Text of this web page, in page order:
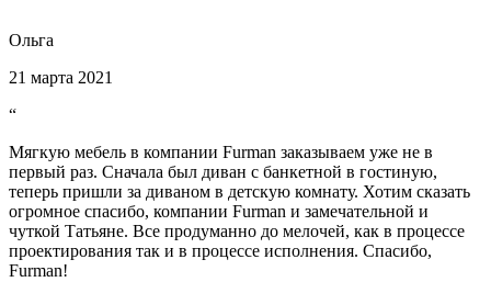
Ольга
21 марта 2021
“
Мягкую мебель в компании Furman заказываем уже не в
первый раз. Сначала был диван с банкетной в гостиную,
теперь пришли за диваном в детскую комнату. Хотим сказать
огромное спасибо, компании Furman и замечательной и
чуткой Татьяне. Все продуманно до мелочей, как в процессе
проектирования так и в процессе исполнения. Спасибо,
Furman!